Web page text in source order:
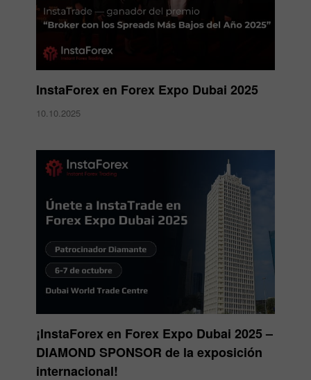
InstaForex en Forex Expo Dubai 2025
10.10.2025
¡InstaForex en Forex Expo Dubai 2025 –
DIAMOND SPONSOR de la exposición
internacional!